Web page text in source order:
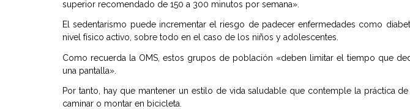
superior recomendado de 150 a 300 minutos por semana».
El sedentarismo puede incrementar el riesgo de padecer enfermedades como
nivel físico activo, sobre todo en el caso de los niños y adolescentes.
Como recuerda la OMS, estos grupos de población «deben limitar el tiempo que
una pantalla».
Por tanto, hay que mantener un estilo de vida saludable que contemple la práctica
caminar o montar en bicicleta.